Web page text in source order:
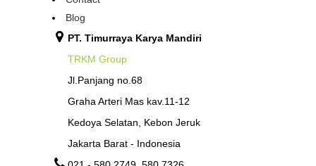
Blog
PT. Timurraya Karya Mandiri
TRKM Group
Jl.Panjang no.68
Graha Arteri Mas kav.11-12
Kedoya Selatan, Kebon Jeruk
Jakarta Barat - Indonesia